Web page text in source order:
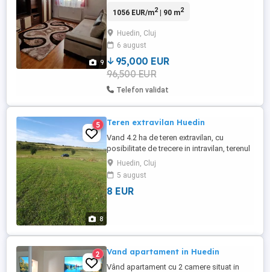
9
90 de m2 ,an ,Pta Republicii nr
camere un living spațios, bucătărie mare,
două bai + două balcoane inchise cu
termopan și amenajate corespunzator, ...
1056 EUR/m2| 90 m2
Huedin, Cluj
6 august
95,000 EUR
96,500 EUR
Telefon validat
8
5 Teren extravilan Huedin
Vand 4.2 ha de teren extravilan, cu
posibilitate de trecere in intravilan, terenul
se afla la distanta de 50 m de ultima casa,
in Huedin, jud. Cluj, pretabil pentru
realizare investiție parc fotovoltaic.
Huedin, Cluj
5 august
8 EUR
2 Vand apartament in Huedin
Vând apartament cu 2 camere situat in